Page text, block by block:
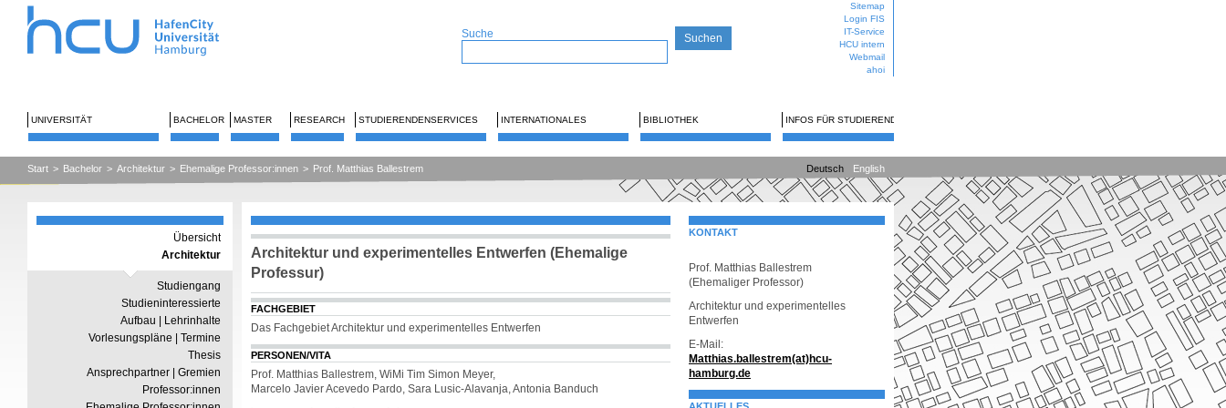
Suche
Sitemap
Login FIS
IT-Service
HCU intern
Webmail
ahoi
UNIVERSITÄT BACHELOR MASTER RESEARCH STUDIERENDENSERVICES INTERNATIONALES BIBLIOTHEK INFOS FÜR STUDIERENDE
Start > Bachelor > Architektur > Ehemalige Professor:innen > Prof. Matthias Ballestrem Deutsch English
Übersicht
Architektur
Studiengang
Studieninteressierte
Aufbau | Lehrinhalte
Vorlesungspläne | Termine
Thesis
Ansprechpartner | Gremien
Professor:innen
Architektur und experimentelles Entwerfen (Ehemalige
Professur)
FACHGEBIET
Das Fachgebiet Architektur und experimentelles Entwerfen
PERSONEN/VITA
Prof. Matthias Ballestrem, WiMi Tim Simon Meyer,
Marcelo Javier Acevedo Pardo, Sara Lusic-Alavanja, Antonia Banduch
KONTAKT
Prof. Matthias Ballestrem
(Ehemaliger Professor)
Architektur und experimentelles
Entwerfen
E-Mail:
Matthias.ballestrem(at)hcu-
hamburg.de